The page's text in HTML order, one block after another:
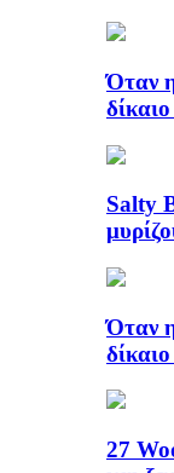
Όταν
Salty
Όταν
27